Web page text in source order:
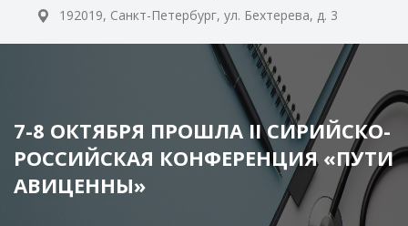
192019, Санкт-Петербург, ул. Бехтерева, д. 3
7-8 ОКТЯБРЯ ПРОШЛА II СИРИЙСКО-
РОССИЙСКАЯ КОНФЕРЕНЦИЯ «ПУТИ
АВИЦЕННЫ»